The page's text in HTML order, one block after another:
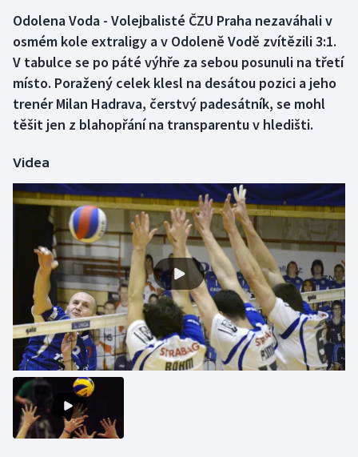
Boby a skeleton
Box
Curling
Florbal
Futsal
Golf
Gymnastika
Házená
Jezdectví
Judo
AZ kvíz
Odolena Voda - Volejbalisté ČZU Praha nezaváhali v
osmém kole extraligy a v Odoleně Vodě zvítězili 3:1.
V tabulce se po páté výhře za sebou posunuli na třetí
místo. Poražený celek klesl na desátou pozici a jeho
trenér Milan Hadrava, čerstvý padesátník, se mohl
těšit jen z blahopřání na transparentu v hledišti.
Videa